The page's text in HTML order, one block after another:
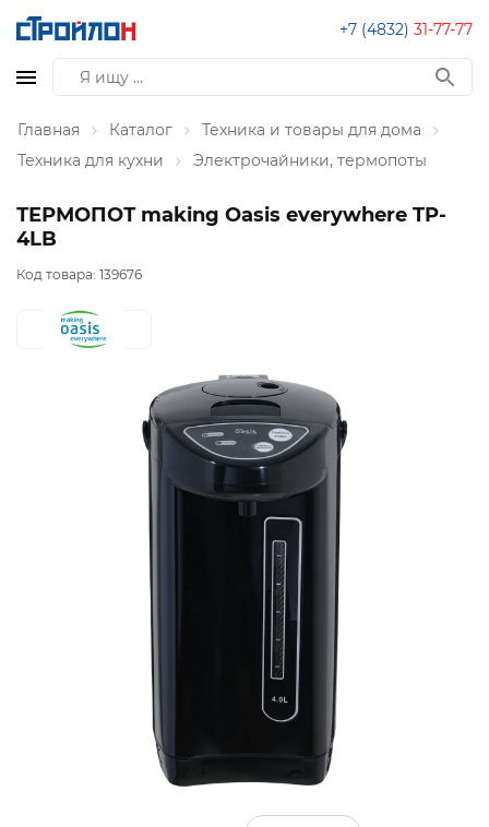
+7 (4832) 31-77-77
Главная Каталог
Техника и товары для дома
Техника для кухни
Электрочайники, термопоты
ТЕРМОПОТ making Oasis everywhere TP-
4LB
Код товара: 139676